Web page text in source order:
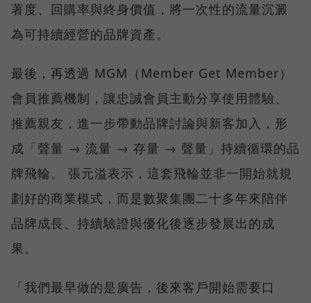
著度、回購率與終身價值，將一次性的流量沉澱
為可持續經營的品牌資產。
最後，再透過 MGM（Member Get Member）
會員推薦機制，讓忠誠會員主動分享使用體驗、
推薦親友，進一步帶動品牌討論與新客加入，形
成「聲量 → 流量 → 存量 → 聲量」持續循環的品
牌飛輪。 張元溢表示，這套飛輪並非一開始就規
劃好的商業模式，而是數聚集團二十多年來陪伴
品牌成長、持續驗證與優化後逐步發展出的成
果。
「我們最早做的是廣告，後來客戶開始需要口